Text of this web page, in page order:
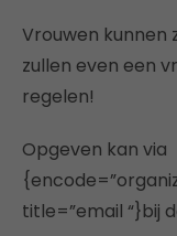
Vrouwen kunnen
zullen even een
regelen!
Opgeven kan via
title=”email “}bij